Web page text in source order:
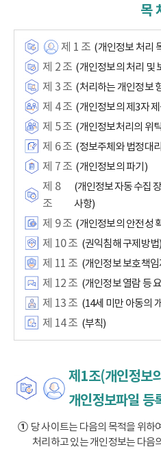
목
제 1 조 (개인정보 처리
제 2 조 (개인정보의 처리 및
제 3 조 (처리하는 개인정보
제 4 조 (개인정보의 제3자
제 5 조 (개인정보처리의 위
제 6 조 (정보주체와 법정대
제 7 조 (개인정보의 파기)
제 8
조
(개인정보 자동 수집
사항)
제 9 조 (개인정보의 안전성
제 10 조 (권익침해 구제방법)
제 11 조 (개인정보 보호책
제 12 조 (개인정보 열람 등
제 13 조 (14세 미만 아동의
제 14 조 (부칙)
제1조(개인정보
개인정보파일 등
①당 사이트는 다음의 목적을 위하
처리하고 있는 개인정보는 다음